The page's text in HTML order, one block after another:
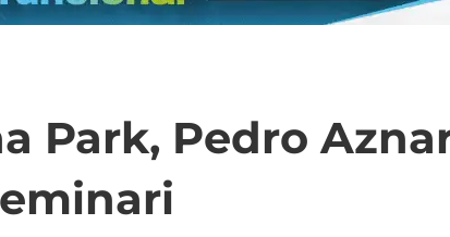
Park, Pedro